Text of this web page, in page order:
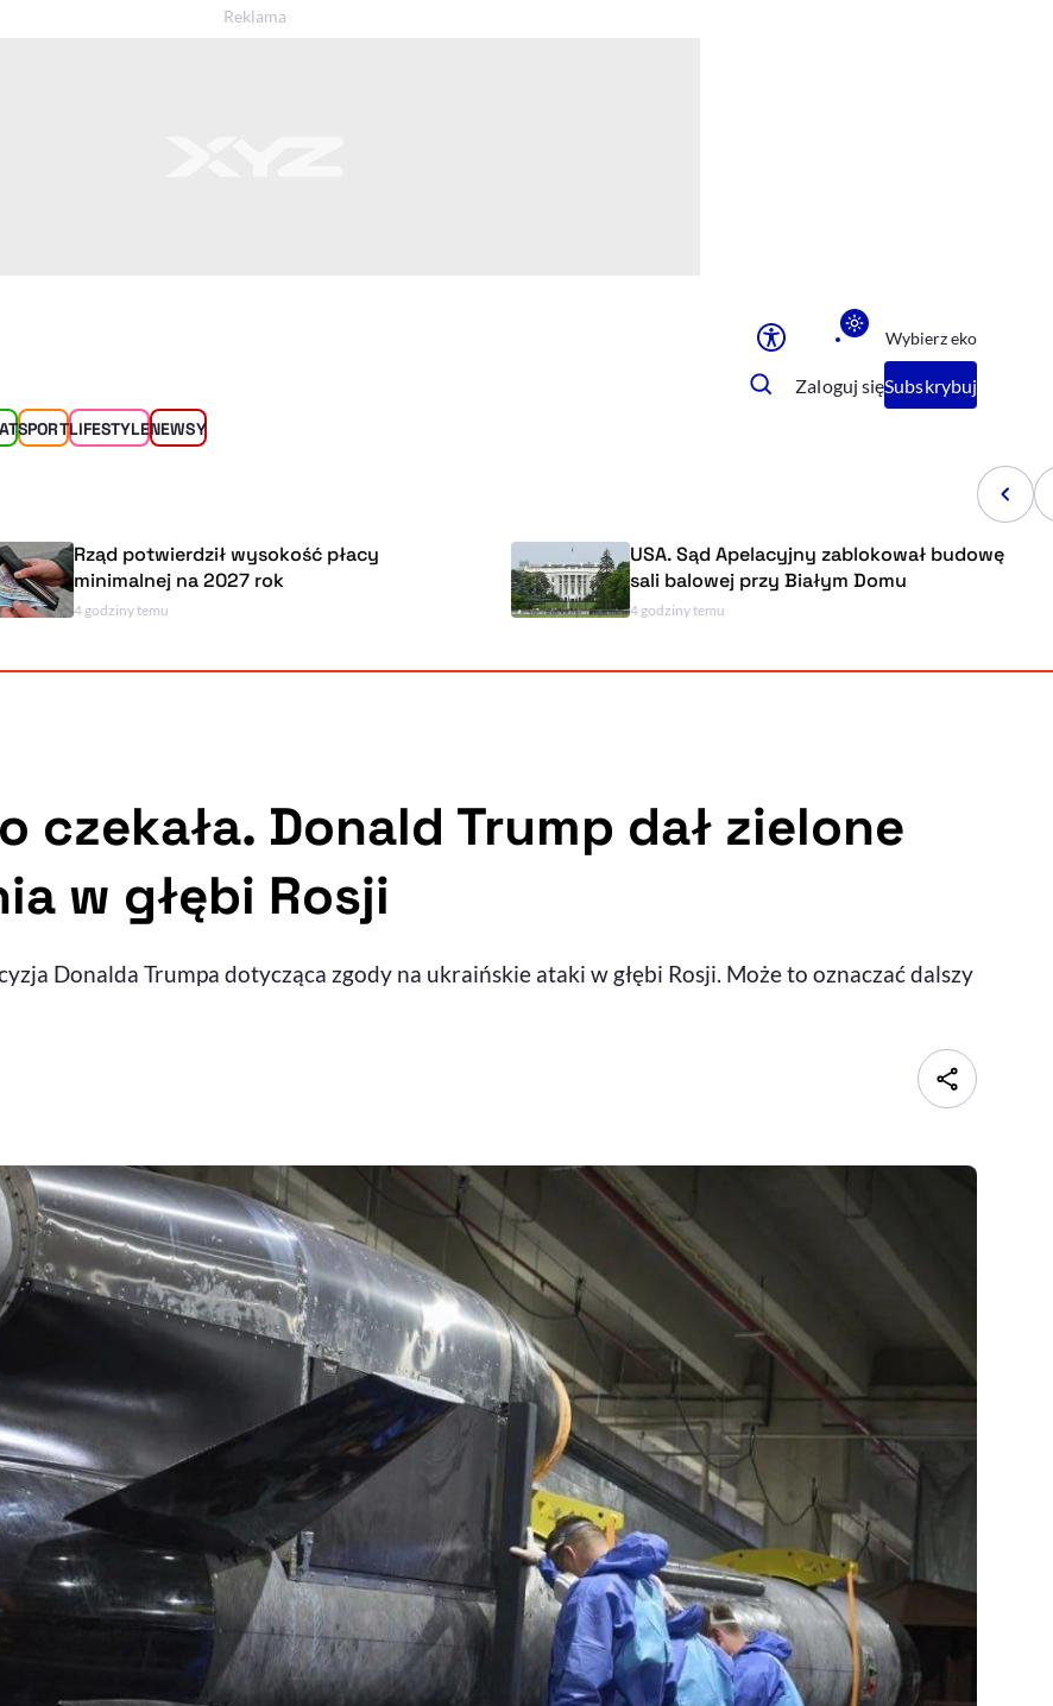
Deklaracja dostępności , otwiera się w nowym oknie
Zgłoś problem
, otwiera się w
Wybierz eko
Zaloguj sięSubskrybuj
SPORTLIFESTYLENEWSY
Rząd potwierdził wysokość płacy
minimalnej na 2027 rok
4 godziny temu
USA. Sąd Apelacyjny zablokował budowę
sali balowej przy Białym Domu
4 godziny temu
czekała. Donald Trump dał zielone
w głębi Rosji
Donalda Trumpa dotycząca zgody na ukraińskie ataki w głębi Rosji. Może to oznaczać dalszy